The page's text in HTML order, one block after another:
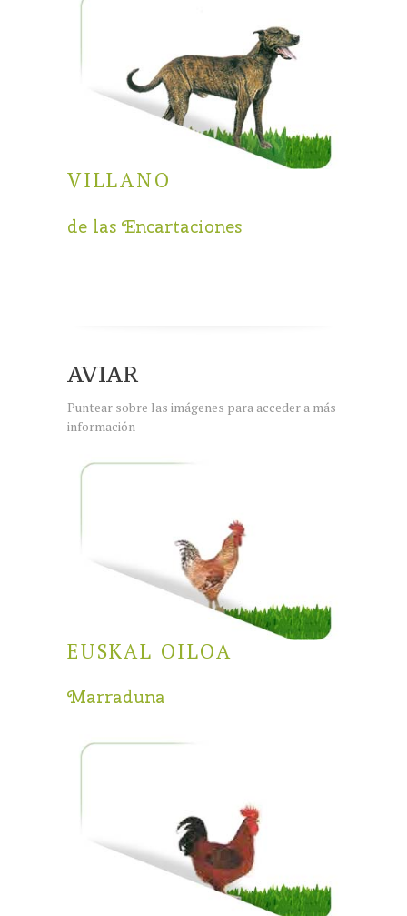
VILLANO
de las Encartaciones
AVIAR
Puntear sobre las imágenes para acceder a más
información
EUSKAL OILOA
Marraduna